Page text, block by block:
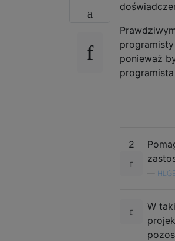
ponieważ
2
W